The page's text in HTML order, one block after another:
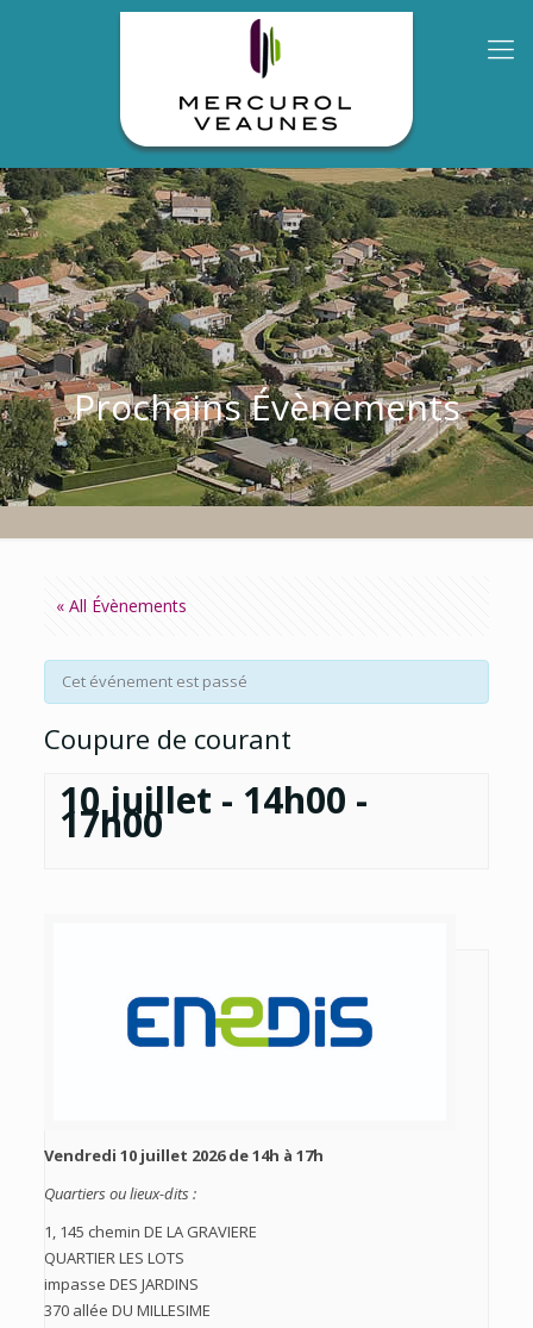
Prochains Évènements
« All Évènements
Cet événement est passé
Coupure de courant
10 juillet - 14h00 -
17h00
Vendredi 10 juillet 2026 de 14h à 17h
Quartiers ou lieux-dits :
1, 145 chemin DE LA GRAVIERE
QUARTIER LES LOTS
impasse DES JARDINS
370 allée DU MILLESIME